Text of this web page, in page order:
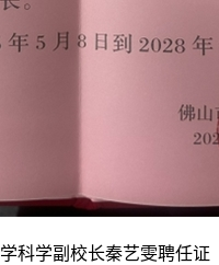
学副校长秦艺雯聘任证